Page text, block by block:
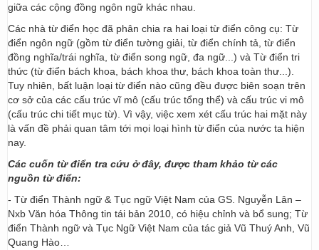
giữa các cộng đồng ngôn ngữ khác nhau.
Các nhà từ điển học đã phân chia ra hai loại từ điển công cụ: Từ
điển ngôn ngữ (gồm từ điển tường giải, từ điển chính tả, từ điển
đồng nghĩa/trái nghĩa, từ điển song ngữ, đa ngữ...) và Từ điển tri
thức (từ điển bách khoa, bách khoa thư, bách khoa toàn thư...).
Tuy nhiên, bất luận loại từ điển nào cũng đều được biên soạn trên
cơ sở của các cấu trúc vĩ mô (cấu trúc tổng thể) và cấu trúc vi mô
(cấu trúc chi tiết mục từ). Vì vậy, việc xem xét cấu trúc hai mặt này
là vấn đề phải quan tâm tới mọi loại hình từ điển của nước ta hiện
nay.
Các cuốn từ điển tra cứu ở đây, được tham khảo từ các
nguồn từ điển:
- Từ điển Thành ngữ & Tục ngữ Việt Nam của GS. Nguyễn Lân –
Nxb Văn hóa Thông tin tái bản 2010, có hiệu chỉnh và bổ sung; Từ
điển Thành ngữ và Tục Ngữ Việt Nam của tác giả Vũ Thuý Anh, Vũ
Quang Hào…